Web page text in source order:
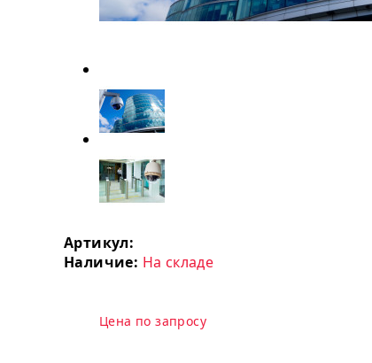
Артикул:
Наличие: На складе
Цена по запросу